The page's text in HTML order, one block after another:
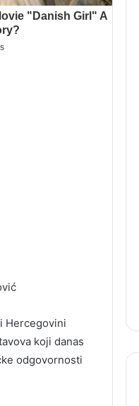
Hercegovini
koji danas
odgovornosti